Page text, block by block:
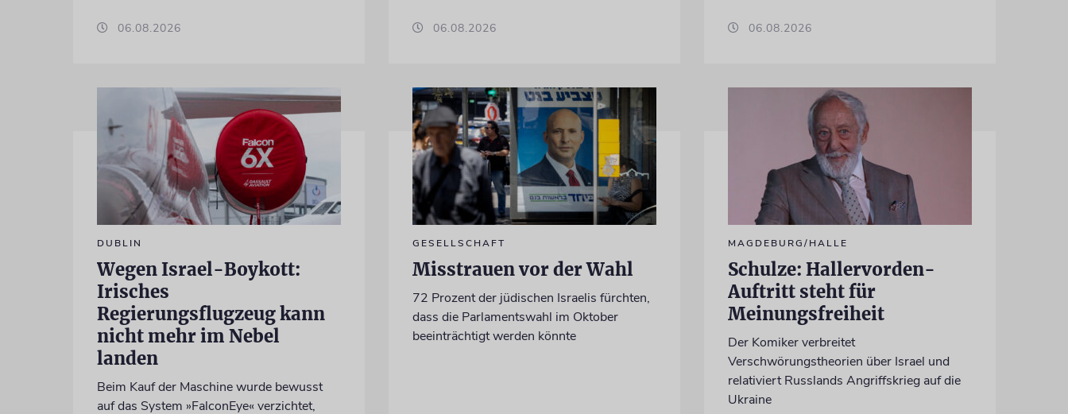
06.08.2026 06.08.2026 06.08.2026
DUBLIN
Wegen Israel-Boykott:
Irisches
Regierungsflugzeug kann
nicht mehr im Nebel
landen
Beim Kauf der Maschine wurde bewusst
auf das System »FalconEye« verzichtet,
GESELLSCHAFT
Misstrauen vor der Wahl
72 Prozent der jüdischen Israelis fürchten,
dass die Parlamentswahl im Oktober
beeinträchtigt werden könnte
MAGDEBURG/HALLE
Schulze: Hallervorden-
Auftritt steht für
Meinungsfreiheit
Der Komiker verbreitet
Verschwörungstheorien über Israel und
relativiert Russlands Angriffskrieg auf die
Ukraine